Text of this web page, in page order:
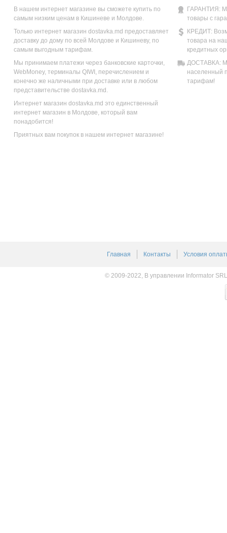
В нашем интернет магазине вы сможете купить по
самым низким ценам в Кишиневе и Молдове.
Только интернет магазин dostavka.md предоставляет
доставку до дому по всей Молдове и Кишиневу, по
самым выгодным тарифам.
Мы принимаем платежи через банковские карточки,
WebMoney, терминалы QIWI, перечислением и
конечно же наличными при доставке или в любом
представительстве dostavka.md.
Интернет магазин dostavka.md это единственный
интернет магазин в Молдове, который вам
понадобится!
Приятных вам покупок в нашем интернет магазине!
ГАРАНТИЯ:
товары с
КРЕДИТ:
товара на
кредитных
ДОСТАВКА:
населенный
тарифам!
Главная Контакты Условия
© 2009-2022, В управлении Informator SRL